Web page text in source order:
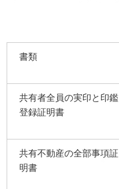
書類
共有者全員の実印と印鑑
登録証明書
共有不動産の全部事項証
明書